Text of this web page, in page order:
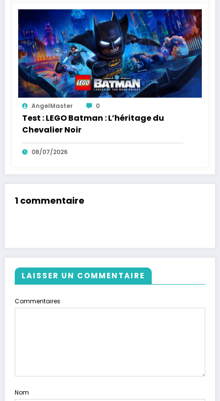
AngelMaster 0
Test : LEGO Batman : L’héritage du
Chevalier Noir
08/07/2026
1 commentaire
LAISSER UN COMMENTAIRE
Commentaires
Nom